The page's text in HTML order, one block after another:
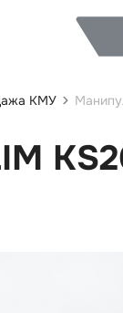
КМУ